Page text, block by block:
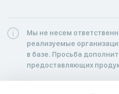
Мы не несем
реализуемые
в базе. Просьба
предоставляющих